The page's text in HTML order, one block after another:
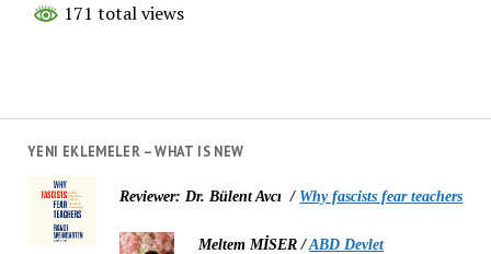
YENI EKLEMELER – WHAT IS NEW
Reviewer: Dr. Bülent Avcı / Why fascists fear teachers
Meltem MİSER /ABD Devlet
171 total views